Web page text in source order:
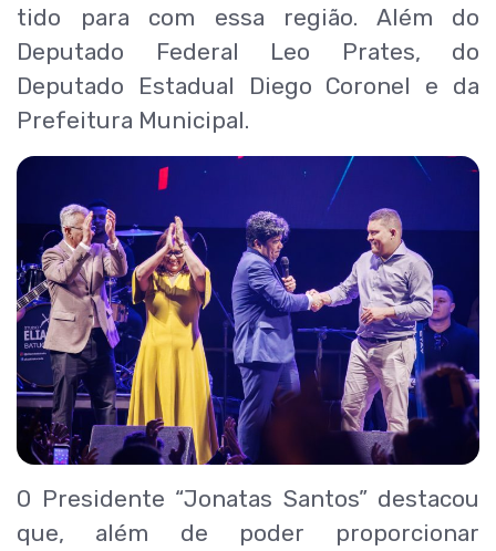
tido para com essa região. Além do
Deputado Federal Leo Prates, do
Deputado Estadual Diego Coronel e da
Prefeitura Municipal.
O Presidente “Jonatas Santos” destacou
que, além de poder proporcionar